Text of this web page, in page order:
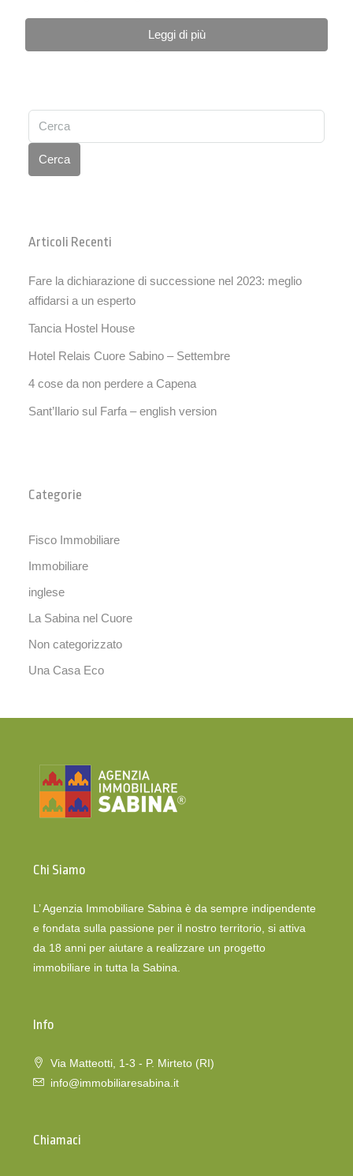
Leggi di più
Cerca
Articoli Recenti
Fare la dichiarazione di successione nel 2023: meglio
affidarsi a un esperto
Tancia Hostel House
Hotel Relais Cuore Sabino – Settembre
4 cose da non perdere a Capena
Sant’Ilario sul Farfa – english version
Categorie
Fisco Immobiliare
Immobiliare
inglese
La Sabina nel Cuore
Non categorizzato
Una Casa Eco
Chi Siamo
L’ Agenzia Immobiliare Sabina è da sempre indipendente
e fondata sulla passione per il nostro territorio, si attiva
da 18 anni per aiutare a realizzare un progetto
immobiliare in tutta la Sabina.
Info
Via Matteotti, 1-3 - P. Mirteto (RI)
info@immobiliaresabina.it
Chiamaci